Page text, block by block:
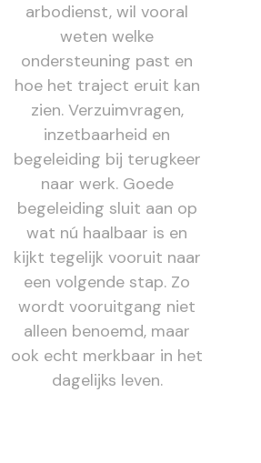
arbodienst, wil vooral
weten welke
ondersteuning past en
hoe het traject eruit kan
zien. Verzuimvragen,
inzetbaarheid en
begeleiding bij terugkeer
naar werk. Goede
begeleiding sluit aan op
wat nú haalbaar is en
kijkt tegelijk vooruit naar
een volgende stap. Zo
wordt vooruitgang niet
alleen benoemd, maar
ook echt merkbaar in het
dagelijks leven.